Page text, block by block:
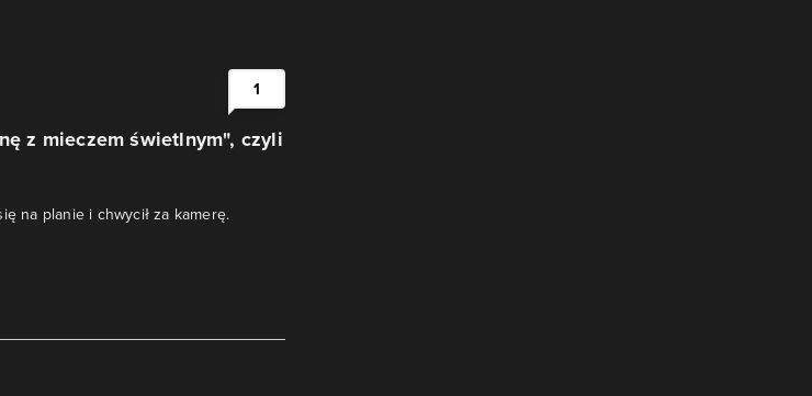
z mieczem świetlnym", czyli
na planie i chwycił za kamerę.
1